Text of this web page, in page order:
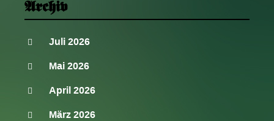
Archiv
Juli 2026
Mai 2026
April 2026
März 2026